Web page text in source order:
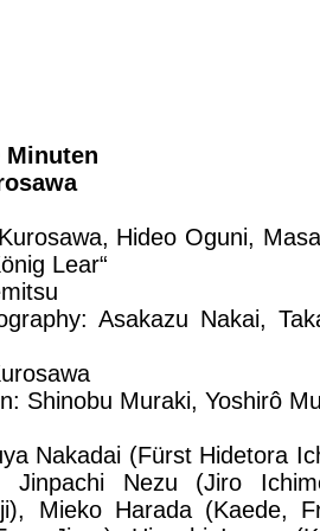
Minuten
Hideo Oguni,
Lear“
Asakazu Nakai,
Shinobu Muraki, Yoshirô
Nakadai (Fürst Hidetora
Jinpachi Nezu (Jiro
Mieko Harada (Kaede,